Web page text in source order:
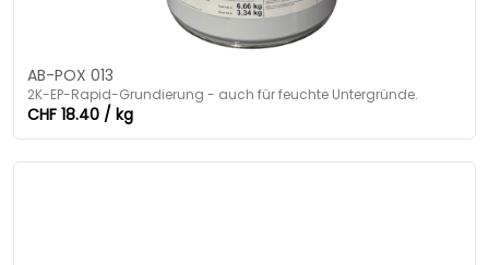
AB-POX 013
2K-EP-Rapid-Grundierung - auch für feuchte Untergründe.
CHF 18.40 / kg